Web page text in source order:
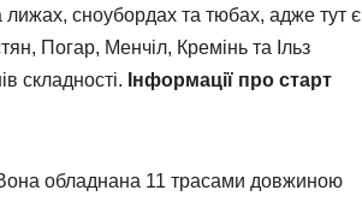
лижах, сноубордах та тюбах, адже тут є
Погар, Менчіл, Кремінь та Ільз
складності. Інформації про старт
обладнана 11 трасами довжиною